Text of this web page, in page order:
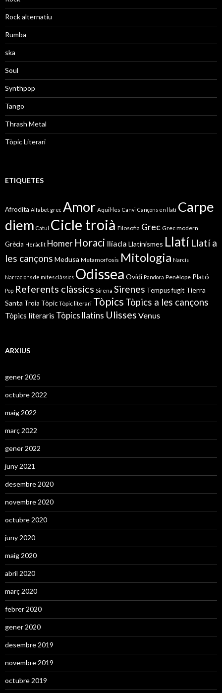
Rock alternatiu
Rumba
ska
Soul
Synthpop
Tango
Thrash Metal
Tòpic Literari
ETIQUETES
Afrodita Alfabet grec Amor Aquil·les Canvi Cançons en llatí Carpe
diem Catul Cicle troià Filosofia Grec Grec modern
Grècia Heràclit Homer Horaci Ilíada Llatinismes Llatí Llatí a
les cançons Medusa Metamorfosis Mitologia Narcís
Narracions de mites clàssics Odissea Ovidi Pandora Penèlope Plató
Pop Referents clàssics Sirena Sirenes Tempus fugit Tierra
Santa Troia Tòpic Tòpic literari Tòpics Tòpics a les cançons
Tòpics literaris Tòpics llatins Ulisses Venus
ARXIUS
gener 2025
octubre 2022
maig 2022
març 2022
gener 2022
juny 2021
desembre 2020
novembre 2020
octubre 2020
juny 2020
maig 2020
abril 2020
març 2020
febrer 2020
gener 2020
desembre 2019
novembre 2019
octubre 2019